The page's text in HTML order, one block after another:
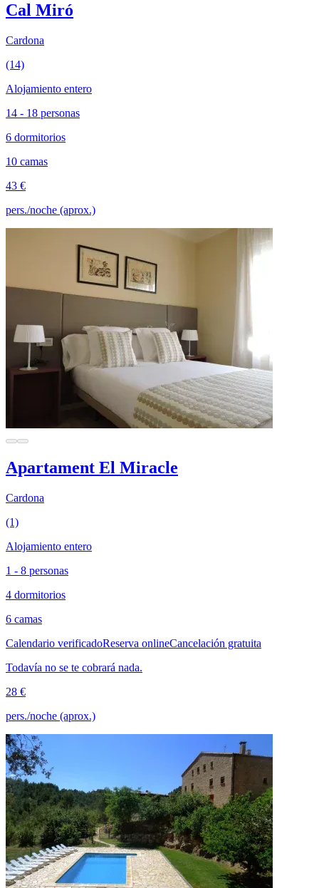
Cal Miró
Cardona
(14)
Alojamiento entero
14 - 18 personas
6 dormitorios
10 camas
43 €
pers./noche (aprox.)
Apartament El Miracle
Cardona
(1)
Alojamiento entero
1 - 8 personas
4 dormitorios
6 camas
Calendario verificadoReserva onlineCancelación gratuita
Todavía no se te cobrará nada.
28 €
pers./noche (aprox.)